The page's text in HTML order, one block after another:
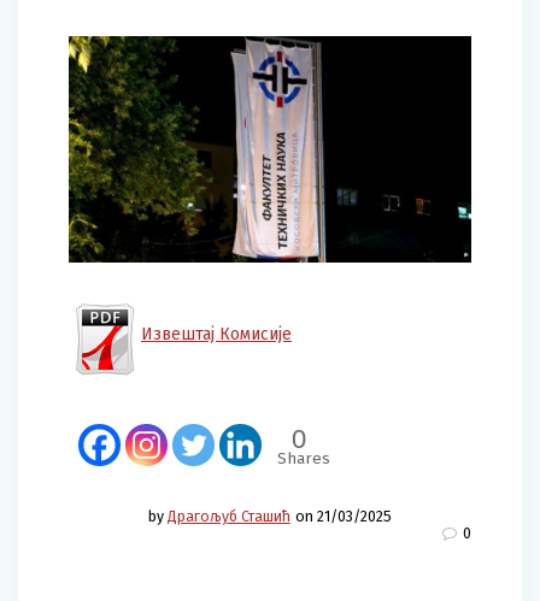
Извештај Комисије
0
Shares
by Драгољуб Сташић on 21/03/2025
0